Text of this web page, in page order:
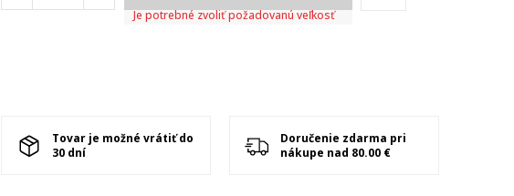
Je potrebné zvoliť požadovanú veľkosť
Tovar je možné vrátiť do
30 dní
Doručenie zdarma pri
nákupe nad 80.00 €